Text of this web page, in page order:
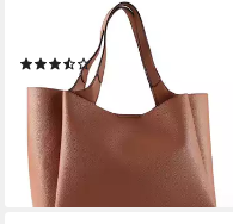
Shopper Willa, Leder
(3)
95,90 € UVP 169,00 €
-43%
lieferbar - in 2-3 Werktagen bei